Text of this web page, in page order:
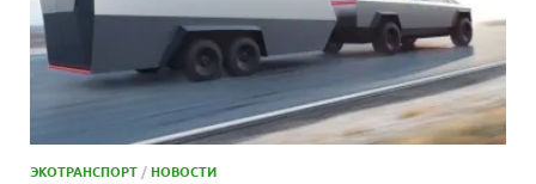
ЭКОТРАНСПОРТ /НОВОСТИ